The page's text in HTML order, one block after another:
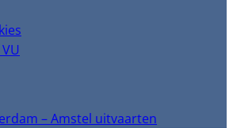
– Amstel uitvaarten